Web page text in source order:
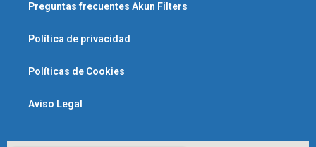
Preguntas frecuentes Akun Filters
Política de privacidad
Políticas de Cookies
Aviso Legal